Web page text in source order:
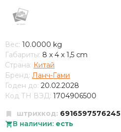
Вес: 10.0000 kg
Габариты: 8 x 4 x 1,5 cm
Страна: Китай
Бренд: Ланч-Гами
Годен до: 20.02.2028
Код ТН ВЭД: 1704906500
штрихкод: 6916597576245
В наличии: есть